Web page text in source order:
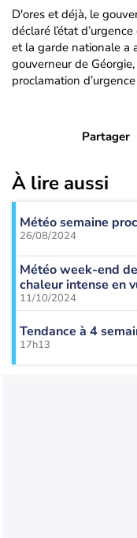
D'ores et déjà, le
déclaré l’état
et la garde nationale a
gouverneur de
proclamation
Partager
À lire aussi
Météo semaine
26/08/2024
Météo week-end
chaleur intense en
11/10/2024
Tendance à 4
17h13